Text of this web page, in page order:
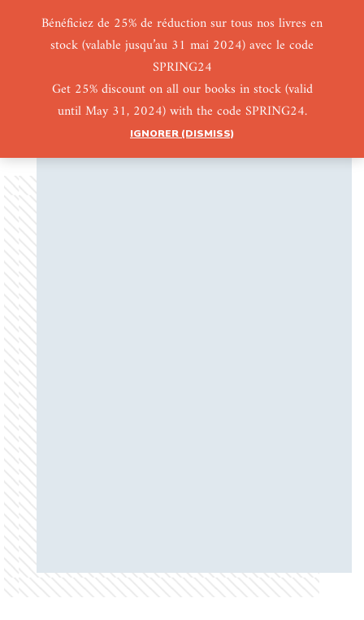
Bénéficiez de 25% de réduction sur tous nos livres en
stock (valable jusqu’au 31 mai 2024) avec le code
SPRING24
Get 25% discount on all our books in stock (valid
until May 31, 2024) with the code SPRING24.
IGNORER (DISMISS)
0 0